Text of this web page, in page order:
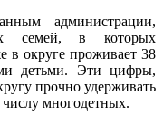
администрации,
семей, в которых
в округе проживает 38
детьми. Эти цифры,
прочно удерживать
числу многодетных.